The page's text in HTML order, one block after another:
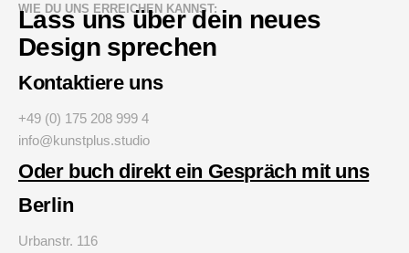
WIE DU UNS ERREICHEN KANNST:
Lass uns über dein neues
Design sprechen
Kontaktiere uns
+49 (0) 175 208 999 4
info@kunstplus.studio
Oder buch direkt ein Gespräch mit uns
Berlin
Urbanstr. 116